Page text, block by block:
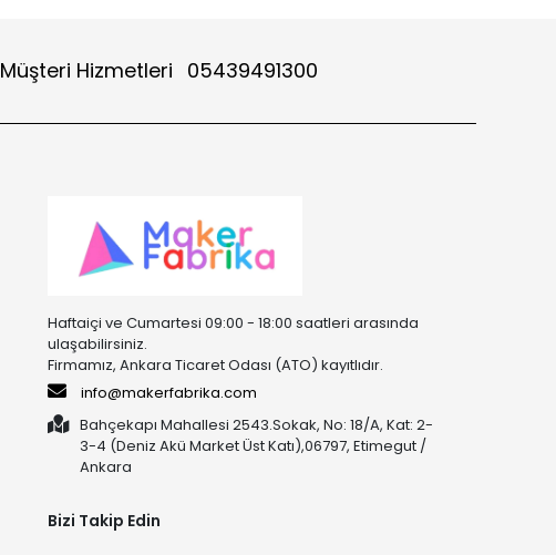
Müşteri Hizmetleri 05439491300
Haftaiçi ve Cumartesi 09:00 - 18:00 saatleri arasında
ulaşabilirsiniz.
Firmamız, Ankara Ticaret Odası (ATO) kayıtlıdır.
info@makerfabrika.com
Bahçekapı Mahallesi 2543.Sokak, No: 18/A, Kat: 2-
3-4 (Deniz Akü Market Üst Katı),06797, Etimegut /
Ankara
Bizi Takip Edin